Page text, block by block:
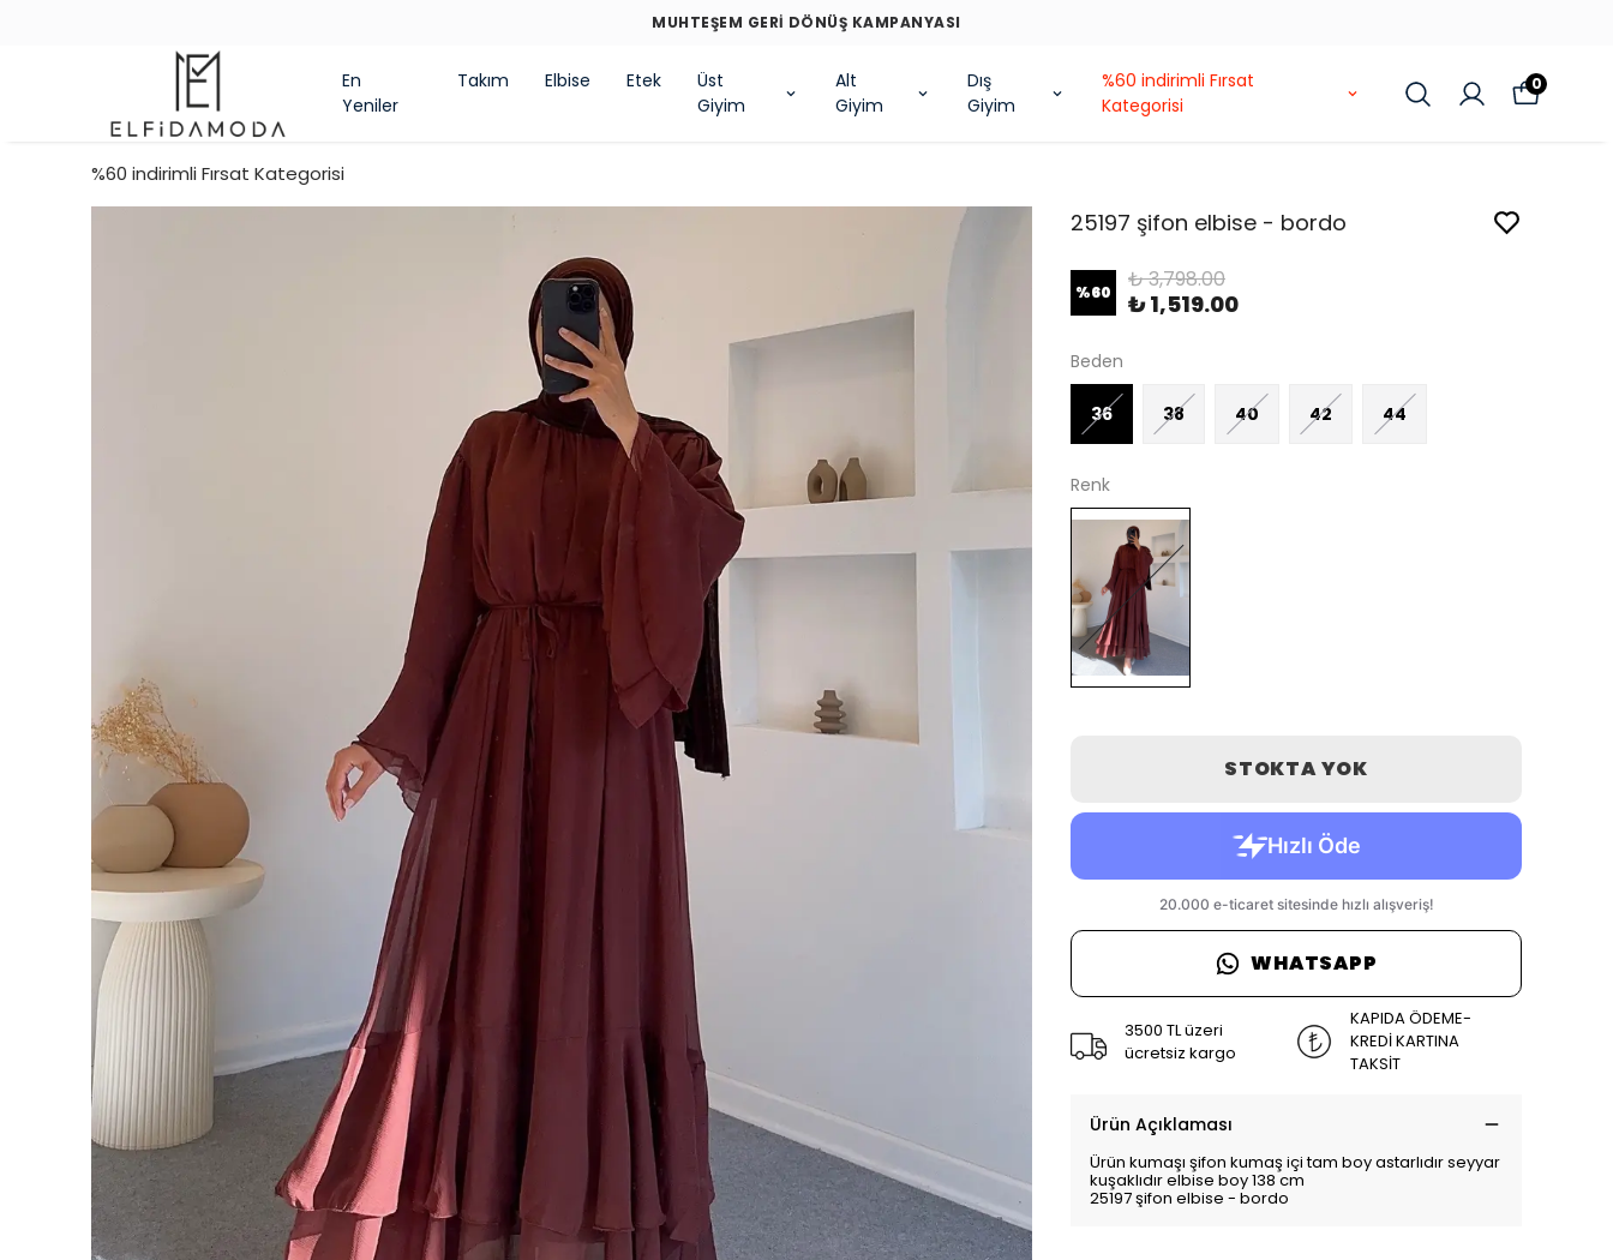
MUHTEŞEM GERİ DÖNÜŞ KAMPANYASI
En
Yeniler
Takım Elbise Etek
Üst
Giyim
Alt
Giyim
Dış
Giyim
%60 indirimli Fırsat
Kategorisi
0
%60 indirimli Fırsat Kategorisi
25197 şifon elbise - bordo
%60 ₺ 3,798.00
₺ 1,519.00
Beden
36 38 40 42 44
Renk
STOKTA YOK
WHATSAPP
3500 TL üzeri
ücretsiz kargo
KAPIDA ÖDEME-
KREDİ KARTINA
TAKSİT
Ürün Açıklaması
Ürün kumaşı şifon kumaş içi tam boy astarlıdır seyyar
kuşaklıdır elbise boy 138 cm
25197 şifon elbise - bordo